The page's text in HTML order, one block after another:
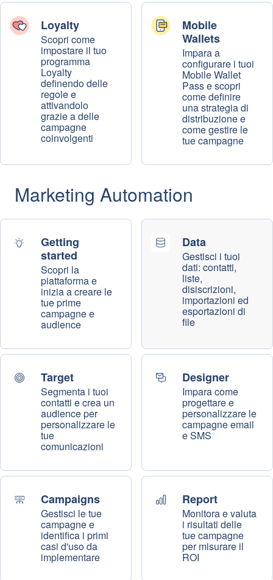
Loyalty
Scopri come
impostare il tuo
programma
Loyalty
definendo delle
regole e
attivandolo
grazie a delle
campagne
coinvolgenti
Mobile
Wallets
Impara a
configurare i tuoi
Mobile Wallet
Pass e scopri
come definire
una strategia di
distribuzione e
come gestire le
tue campagne
Marketing Automation
Getting
started
Scopri la
piattaforma e
inizia a creare le
tue prime
campagne e
audience
Data
Gestisci i tuoi
dati: contatti,
liste,
disiscrizioni,
importazioni ed
esportazioni di
file
Target
Segmenta i tuoi
contatti e crea un
audience per
personalizzare le
tue
comunicazioni
Designer
Impara come
progettare e
personalizzare le
campagne email
e SMS
Campaigns
Gestisci le tue
campagne e
identifica i primi
casi d'uso da
implementare
Report
Monitora e valuta
i risultati delle
tue campagne
per misurare il
ROI